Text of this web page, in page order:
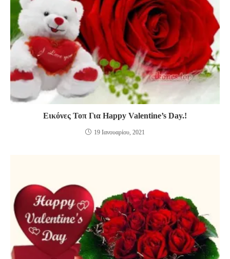
Εικόνες Τοπ Για Happy Valentine’s Day.!
19 Ιανουαρίου, 2021